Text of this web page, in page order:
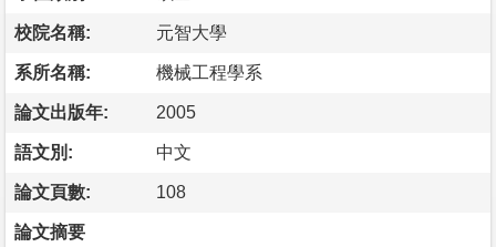
校院名稱: 元智大學
系所名稱: 機械工程學系
論文出版年: 2005
語文別: 中文
論文頁數: 108
論文摘要